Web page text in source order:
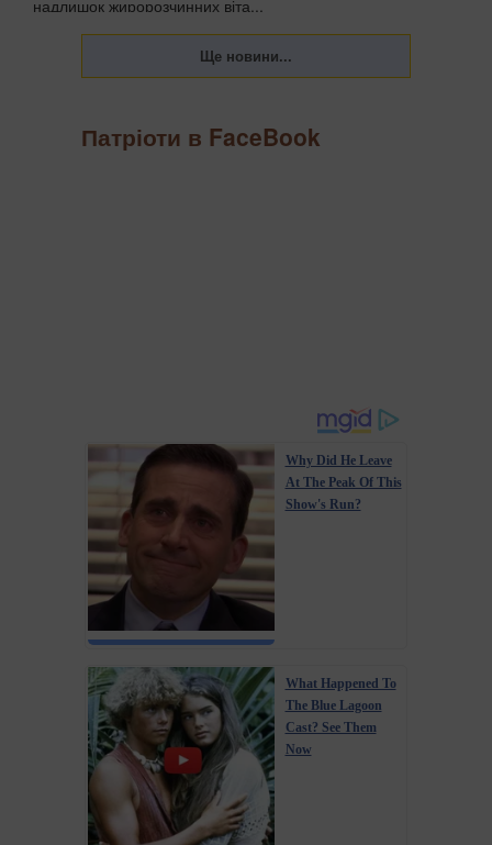
надлишок жиророзчинних віта...
Патріоти в FaceBook
Why Did He Leave
At The Peak Of This
Show's Run?
What Happened To
The Blue Lagoon
Cast? See Them
Now